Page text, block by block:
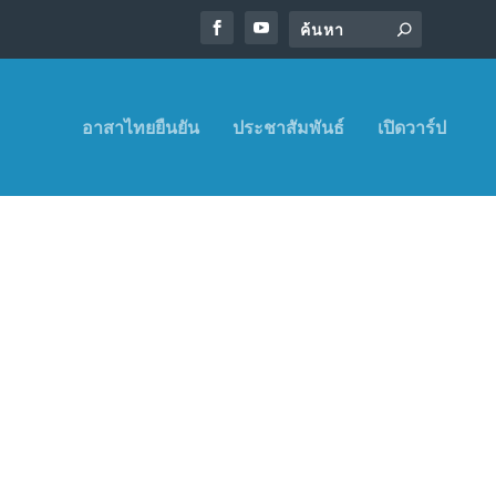
อาสาไทยยืนยัน ประชาสัมพันธ์ เปิดวาร์ป